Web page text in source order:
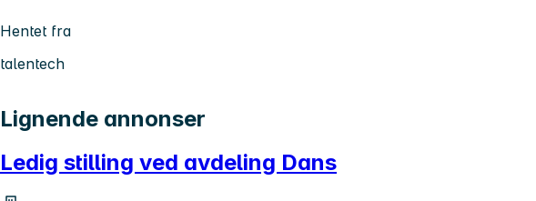
Hentet fra
talentech
Lignende annonser
Ledig stilling ved avdeling Dans